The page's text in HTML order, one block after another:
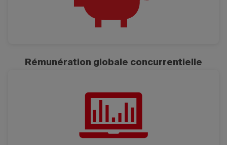
Rémunération globale concurrentielle